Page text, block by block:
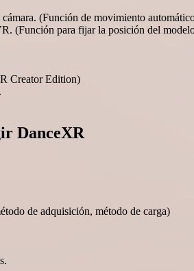
(Función de movimiento
(Función para fijar la posición del
Creator Edition)
DanceXR
de adquisición, método de carga)